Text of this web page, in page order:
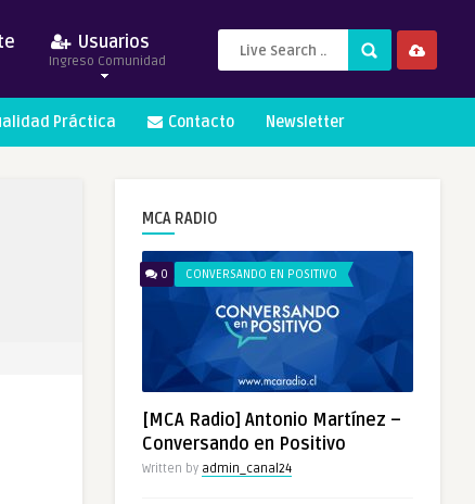
Usuarios
Ingreso Comunidad
Práctica Contacto Newsletter
MCA RADIO
0 CONVERSANDO EN POSITIVO
[MCA Radio] Antonio Martínez –
Conversando en Positivo
Written by admin_canal24